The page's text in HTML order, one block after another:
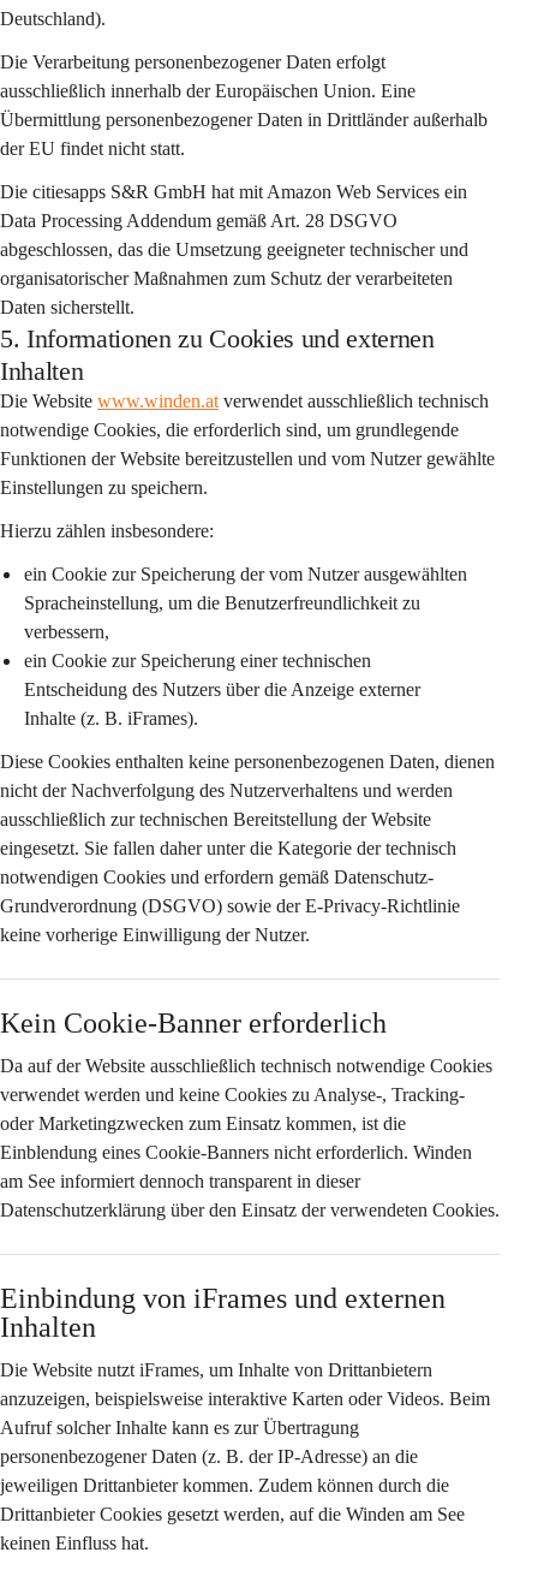
Deutschland).
Die Verarbeitung personenbezogener Daten erfolgt
ausschließlich innerhalb der Europäischen Union. Eine
Übermittlung personenbezogener Daten in Drittländer außerhalb
der EU findet nicht statt.
Die citiesapps S&R GmbH hat mit Amazon Web Services ein
Data Processing Addendum gemäß Art. 28 DSGVO
abgeschlossen, das die Umsetzung geeigneter technischer und
organisatorischer Maßnahmen zum Schutz der verarbeiteten
Daten sicherstellt.
5. Informationen zu Cookies und externen
Inhalten
Die Website www.winden.at verwendet ausschließlich technisch
notwendige Cookies, die erforderlich sind, um grundlegende
Funktionen der Website bereitzustellen und vom Nutzer gewählte
Einstellungen zu speichern.
Hierzu zählen insbesondere:
ein Cookie zur Speicherung der vom Nutzer ausgewählten
Spracheinstellung, um die Benutzerfreundlichkeit zu
verbessern,
ein Cookie zur Speicherung einer technischen
Entscheidung des Nutzers über die Anzeige externer
Inhalte (z. B. iFrames).
Diese Cookies enthalten keine personenbezogenen Daten, dienen
nicht der Nachverfolgung des Nutzerverhaltens und werden
ausschließlich zur technischen Bereitstellung der Website
eingesetzt. Sie fallen daher unter die Kategorie der technisch
notwendigen Cookies und erfordern gemäß Datenschutz-
Grundverordnung (DSGVO) sowie der E-Privacy-Richtlinie
keine vorherige Einwilligung der Nutzer.
Kein Cookie-Banner erforderlich
Da auf der Website ausschließlich technisch notwendige Cookies
verwendet werden und keine Cookies zu Analyse-, Tracking-
oder Marketingzwecken zum Einsatz kommen, ist die
Einblendung eines Cookie-Banners nicht erforderlich. Winden
am See informiert dennoch transparent in dieser
Datenschutzerklärung über den Einsatz der verwendeten Cookies.
Einbindung von iFrames und externen
Inhalten
Die Website nutzt iFrames, um Inhalte von Drittanbietern
anzuzeigen, beispielsweise interaktive Karten oder Videos. Beim
Aufruf solcher Inhalte kann es zur Übertragung
personenbezogener Daten (z. B. der IP-Adresse) an die
jeweiligen Drittanbieter kommen. Zudem können durch die
Drittanbieter Cookies gesetzt werden, auf die Winden am See
keinen Einfluss hat.